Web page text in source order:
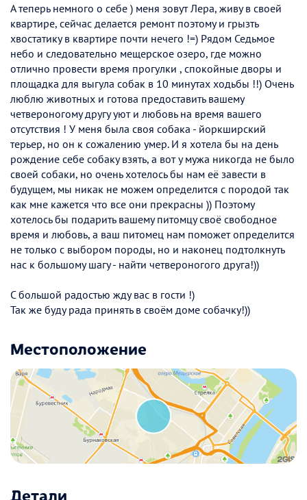
А теперь немного о себе ) меня зовут Лера, живу в своей
квартире, сейчас делается ремонт поэтому и грызть
хвостатику в квартире почти нечего !=) Рядом Седьмое
небо и следовательно мещерское озеро, где можно
отлично провести время прогулки , спокойные дворы и
площадка для выгула собак в 10 минутах ходьбы !!) Очень
люблю животных и готова предоставить вашему
четвероногому другу уют и любовь на время вашего
отсутствия ! У меня была своя собака - йоркширский
терьер, но он к сожалению умер. И я хотела бы на день
рождение себе собаку взять, а вот у мужа никогда не было
своей собаки, но очень хотелось бы нам её завести в
будущем, мы никак не можем определится с породой так
как мне кажется что все они прекрасны )) Поэтому
хотелось бы подарить вашему питомцу своё свободное
время и любовь, а ваш питомец нам поможет определится
не только с выбором породы, но и наконец подтолкнуть
нас к большому шагу - найти четвероногого друга!))
С большой радостью жду вас в гости !)
Так же буду рада принять в своём доме собачку!))
Местоположение
Детали